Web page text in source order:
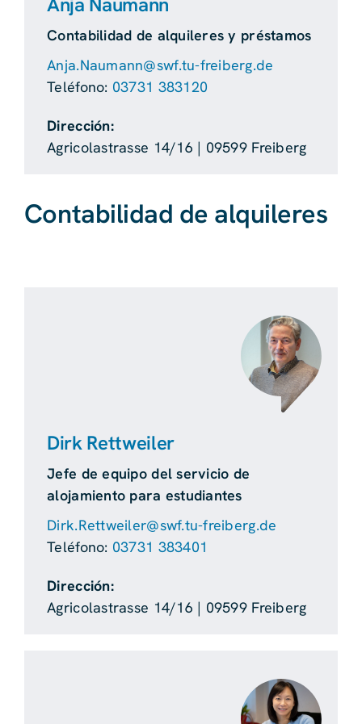
Contabilidad de alquileres
Contabilidad de alquileres y préstamos
Anja.Naumann@swf.tu-freiberg.de
Teléfono: 03731 383120
Dirección:
Agricolastrasse 14/16 | 09599 Freiberg
Dirk Rettweiler
Jefe de equipo del servicio de
alojamiento para estudiantes
Dirk.Rettweiler@swf.tu-freiberg.de
Teléfono: 03731 383401
Dirección:
Agricolastrasse 14/16 | 09599 Freiberg